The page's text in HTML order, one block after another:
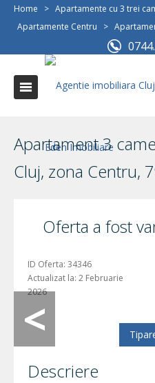
Home > Apartamente cu 3 trei
Apartamente Centru
>
Apartament 3
Cluj, zona Centru,
Oferta a fost
ID Oferta: 34346
Actualizat la: 2 Februarie
2026
Descriere